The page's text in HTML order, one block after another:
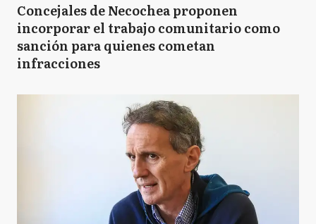
Concejales de Necochea proponen
incorporar el trabajo comunitario como
sanción para quienes cometan
infracciones